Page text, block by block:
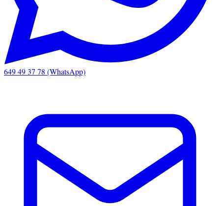
649 49 37 78 (WhatsApp)